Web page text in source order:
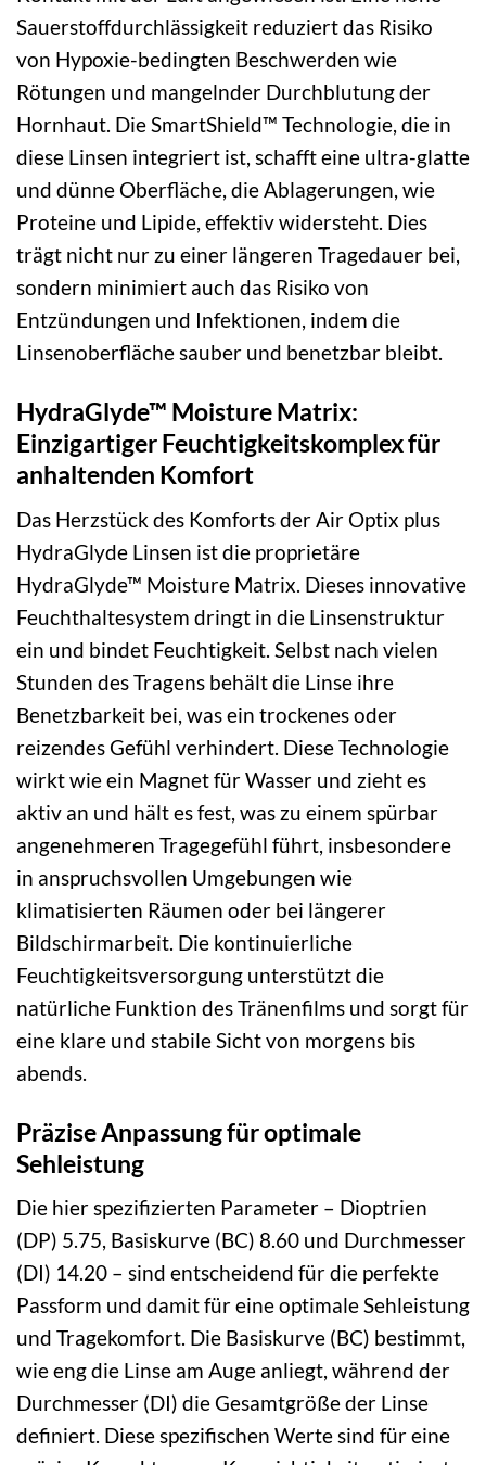
Sauerstoffdurchlässigkeit reduziert das Risiko
von Hypoxie-bedingten Beschwerden wie
Rötungen und mangelnder Durchblutung der
Hornhaut. Die SmartShield™ Technologie, die in
diese Linsen integriert ist, schafft eine ultra-glatte
und dünne Oberfläche, die Ablagerungen, wie
Proteine und Lipide, effektiv widersteht. Dies
trägt nicht nur zu einer längeren Tragedauer bei,
sondern minimiert auch das Risiko von
Entzündungen und Infektionen, indem die
Linsenoberfläche sauber und benetzbar bleibt.
HydraGlyde™ Moisture Matrix:
Einzigartiger Feuchtigkeitskomplex für
anhaltenden Komfort
Das Herzstück des Komforts der Air Optix plus
HydraGlyde Linsen ist die proprietäre
HydraGlyde™ Moisture Matrix. Dieses innovative
Feuchthaltesystem dringt in die Linsenstruktur
ein und bindet Feuchtigkeit. Selbst nach vielen
Stunden des Tragens behält die Linse ihre
Benetzbarkeit bei, was ein trockenes oder
reizendes Gefühl verhindert. Diese Technologie
wirkt wie ein Magnet für Wasser und zieht es
aktiv an und hält es fest, was zu einem spürbar
angenehmeren Tragegefühl führt, insbesondere
in anspruchsvollen Umgebungen wie
klimatisierten Räumen oder bei längerer
Bildschirmarbeit. Die kontinuierliche
Feuchtigkeitsversorgung unterstützt die
natürliche Funktion des Tränenfilms und sorgt für
eine klare und stabile Sicht von morgens bis
abends.
Präzise Anpassung für optimale
Sehleistung
Die hier spezifizierten Parameter – Dioptrien
(DP) 5.75, Basiskurve (BC) 8.60 und Durchmesser
(DI) 14.20 – sind entscheidend für die perfekte
Passform und damit für eine optimale Sehleistung
und Tragekomfort. Die Basiskurve (BC) bestimmt,
wie eng die Linse am Auge anliegt, während der
Durchmesser (DI) die Gesamtgröße der Linse
definiert. Diese spezifischen Werte sind für eine